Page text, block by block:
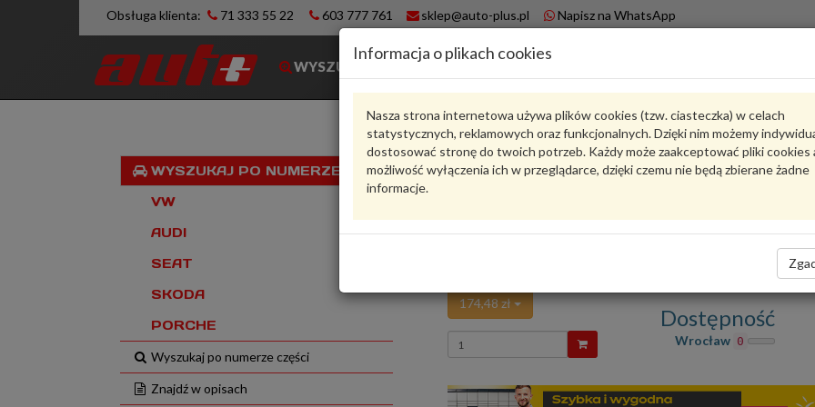
Obsługa klienta: 71 333 55 22 603 777 761 sklep@auto-plus.pl Napisz na WhatsApp
WYSZUKIWARKA
Informacja o plikach cookies
Nasza strona internetowa używa plików cookies (tzw. ciasteczka) w celach
statystycznych, reklamowych oraz funkcjonalnych. Dzięki nim możemy
dostosować stronę do twoich potrzeb. Każdy może zaakceptować pliki cookies
możliwość wyłączenia ich w przeglądarce, dzięki czemu nie będą zbierane żadne
informacje.
WYSZUKAJ PO NUMERZE VIN
VW
AUDI
SEAT
SKODA
PORCHE
Wyszukaj po numerze części
Znajdź w opisach
Karta produktu
oceń produkt
Zadaj pytanie o produkt
174,48 zł
Wprowadź
ilość
Dostępność
Wrocław 0